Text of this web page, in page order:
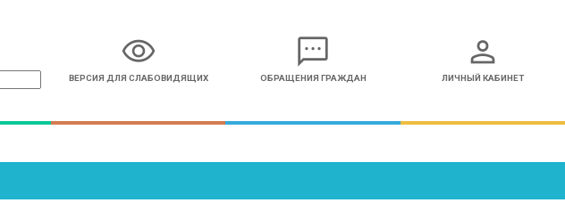
visibility
ВЕРСИЯ ДЛЯ СЛАБОВИДЯЩИХ
sms
ОБРАЩЕНИЯ ГРАЖДАН
person
ЛИЧНЫЙ КАБИНЕТ